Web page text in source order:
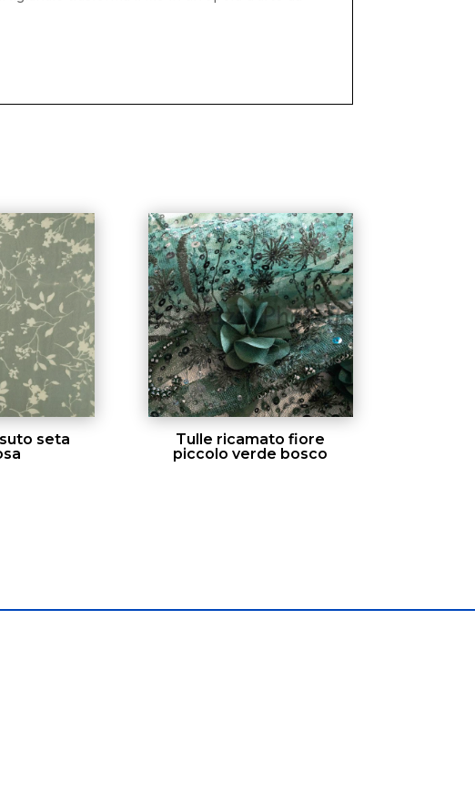
seta
Tulle ricamato fiore
piccolo verde bosco